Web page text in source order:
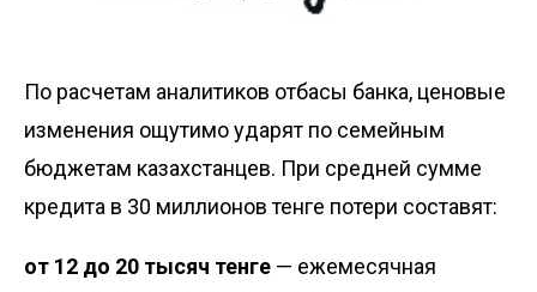
По расчетам аналитиков отбасы банка, ценовые
изменения ощутимо ударят по семейным
бюджетам казахстанцев. При средней сумме
кредита в 30 миллионов тенге потери составят:
от 12 до 20 тысяч тенге — ежемесячная